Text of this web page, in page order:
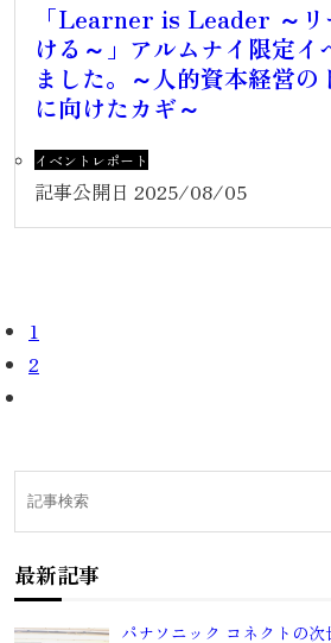
「Learner is Leader ～リ
ける～」アルムナイ限定イ
ました。～人的資本経営の
に向けたカギ～
イベントレポート
記事公開日 2025/08/05
1
2
最新記事
パナソニック コネクトの